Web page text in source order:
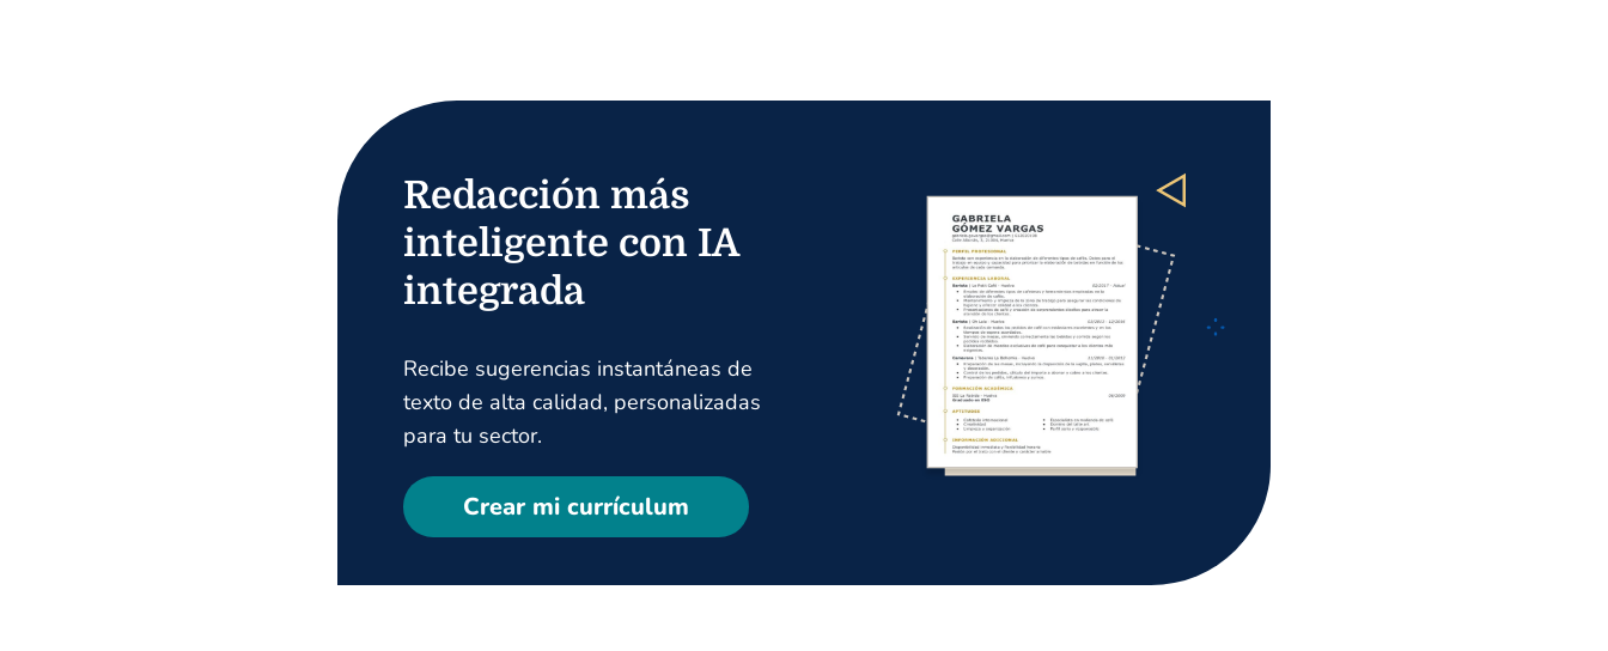
Redacción más
inteligente con IA
integrada
Recibe sugerencias instantáneas de
texto de alta calidad, personalizadas
para tu sector.
Crear mi currículum